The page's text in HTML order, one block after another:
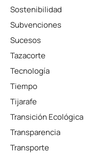
Sostenibilidad
Subvenciones
Sucesos
Tazacorte
Tecnología
Tiempo
Tijarafe
Transición Ecológica
Transparencia
Transporte